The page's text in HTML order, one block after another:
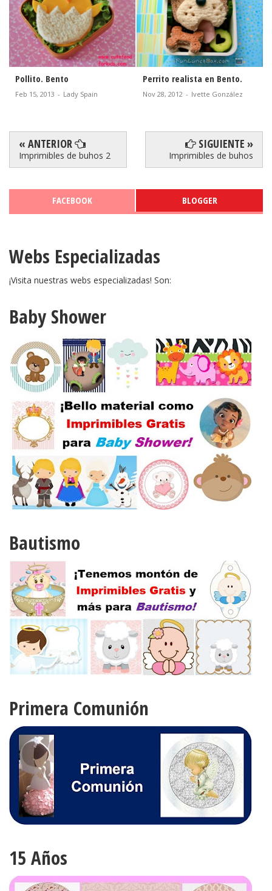
Pollito. Bento
Feb 15, 2013 - Lady Spain
Perrito realista en Bento.
Nov 28, 2012 - Ivette González
« ANTERIOR
Imprimibles de buhos 2
SIGUIENTE »
Imprimibles de buhos
FACEBOOK BLOGGER
Webs Especializadas
¡Visita nuestras webs especializadas! Son:
Baby Shower
Bautismo
Primera Comunión
15 Años